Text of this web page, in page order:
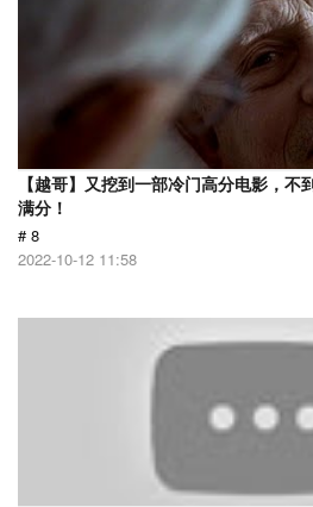
【越哥】又挖到一部冷门高分电影，
满分！
# 8
2022-10-12 11:58